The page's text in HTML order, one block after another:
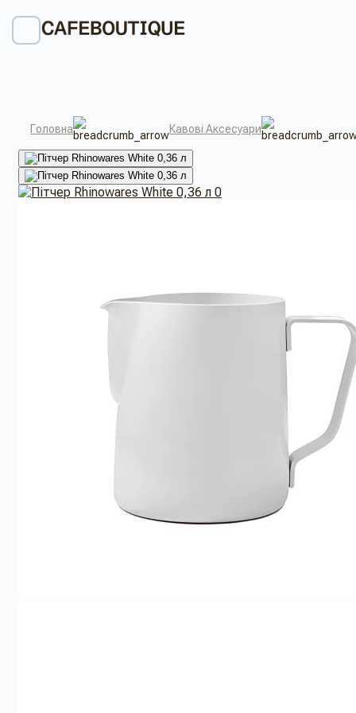
Головна Кавові Аксесуари